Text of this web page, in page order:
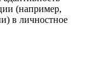
(например,
в личностное